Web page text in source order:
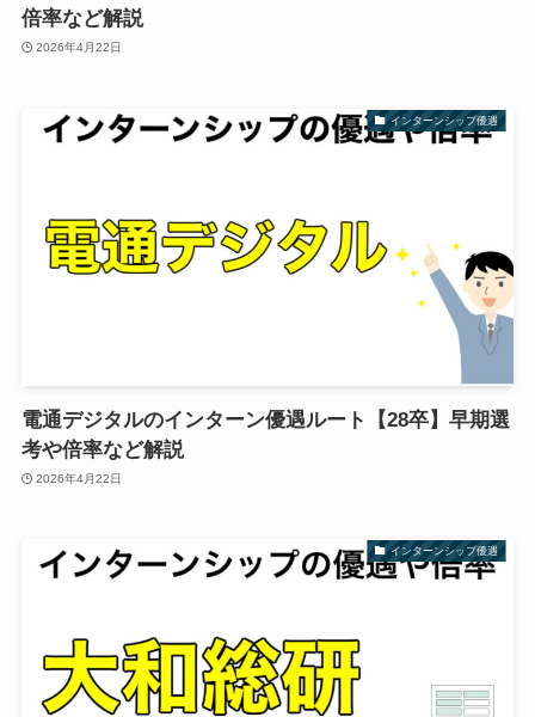
倍率など解説
2026年4月22日
インターンシップ優遇
電通デジタルのインターン優遇ルート【28卒】早期選
考や倍率など解説
2026年4月22日
インターンシップ優遇